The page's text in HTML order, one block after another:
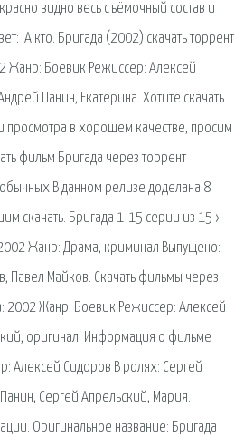
видно весь съёмочный состав и
'А кто. Бригада (2002) скачать торрент
Жанр: Боевик Режиссер: Алексей
Панин, Екатерина. Хотите скачать
просмотра в хорошем качестве, просим
фильм Бригада через торрент
В данном релизе доделана 8
скачать. Бригада 1-15 серии из 15 ›
2002 Жанр: Драма, криминал Выпущено:
Павел Майков. Скачать фильмы через
2002 Жанр: Боевик Режиссер: Алексей
оригинал. Информация о фильме
Алексей Сидоров В ролях: Сергей
Сергей Апрельский, Мария.
Оригинальное название: Бригада